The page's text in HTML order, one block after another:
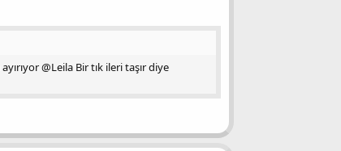
@Leila Bir tık ileri taşır diye